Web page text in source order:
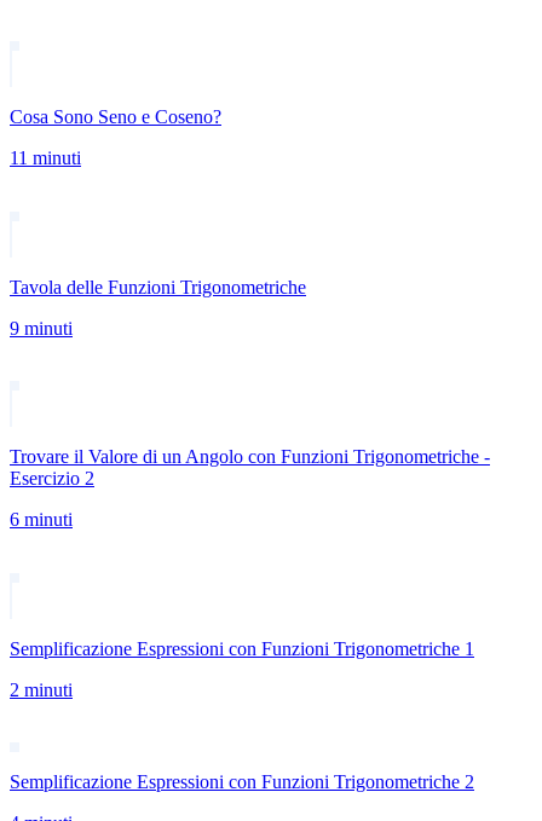
Cosa Sono Seno e Coseno?
11 minuti
Tavola delle Funzioni Trigonometriche
9 minuti
Trovare il Valore di un Angolo con Funzioni Trigonometriche -
Esercizio 2
6 minuti
Semplificazione Espressioni con Funzioni Trigonometriche 1
2 minuti
Semplificazione Espressioni con Funzioni Trigonometriche 2